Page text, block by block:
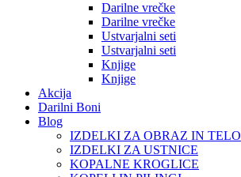
Darilne vrečke
Darilne vrečke
Ustvarjalni seti
Ustvarjalni seti
Knjige
Knjige
Akcija
Darilni Boni
Blog
IZDELKI ZA OBRAZ IN TELO
IZDELKI ZA USTNICE
KOPALNE KROGLICE